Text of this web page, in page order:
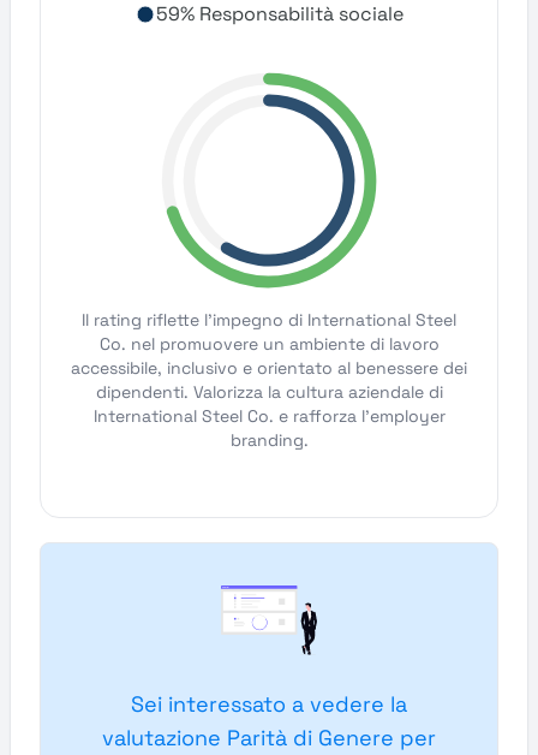
59% Responsabilità sociale
Il rating riflette l'impegno di International Steel
Co. nel promuovere un ambiente di lavoro
accessibile, inclusivo e orientato al benessere dei
dipendenti. Valorizza la cultura aziendale di
International Steel Co. e rafforza l'employer
branding.
Sei interessato a vedere la
valutazione Parità di Genere per